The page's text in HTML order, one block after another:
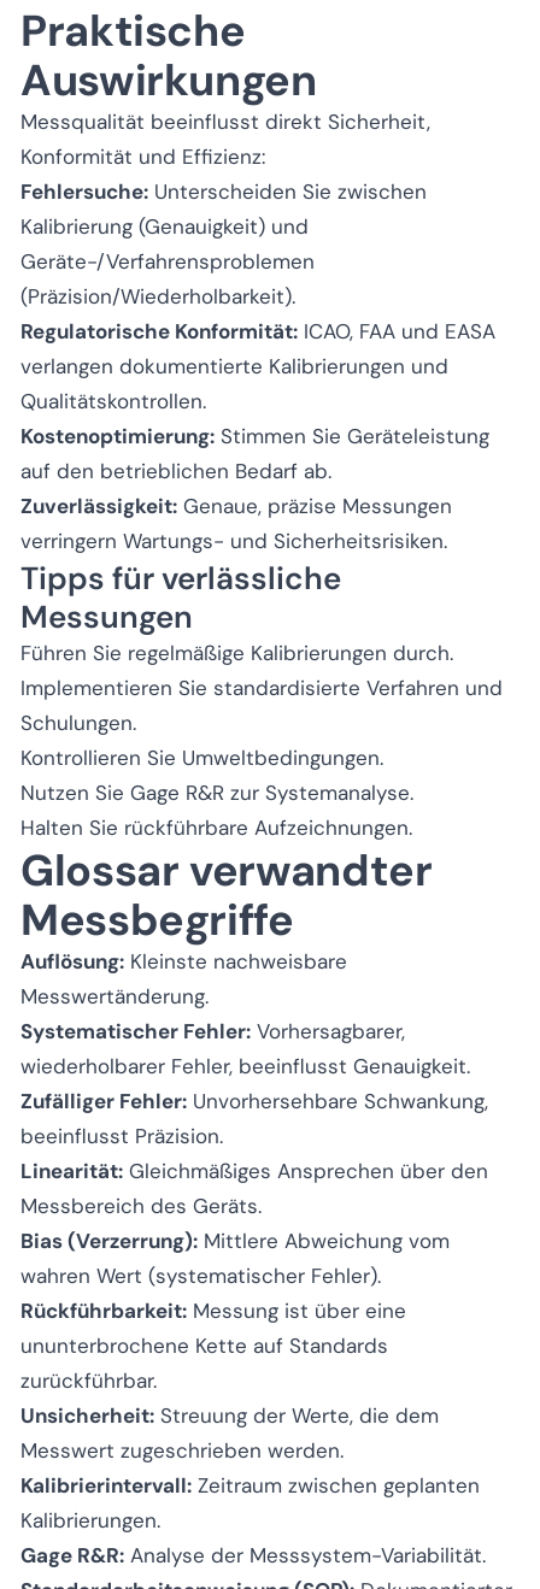
Praktische
Auswirkungen
Messqualität beeinflusst direkt Sicherheit,
Konformität und Effizienz:
Fehlersuche: Unterscheiden Sie zwischen
Kalibrierung (Genauigkeit) und
Geräte-/Verfahrensproblemen
(Präzision/Wiederholbarkeit).
Regulatorische Konformität: ICAO, FAA und EASA
verlangen dokumentierte Kalibrierungen und
Qualitätskontrollen.
Kostenoptimierung: Stimmen Sie Geräteleistung
auf den betrieblichen Bedarf ab.
Zuverlässigkeit: Genaue, präzise Messungen
verringern Wartungs- und Sicherheitsrisiken.
Tipps für verlässliche
Messungen
Führen Sie regelmäßige Kalibrierungen durch.
Implementieren Sie standardisierte Verfahren und
Schulungen.
Kontrollieren Sie Umweltbedingungen.
Nutzen Sie Gage R&R zur Systemanalyse.
Halten Sie rückführbare Aufzeichnungen.
Glossar verwandter
Messbegriffe
Auflösung: Kleinste nachweisbare
Messwertänderung.
Systematischer Fehler: Vorhersagbarer,
wiederholbarer Fehler, beeinflusst Genauigkeit.
Zufälliger Fehler: Unvorhersehbare Schwankung,
beeinflusst Präzision.
Linearität: Gleichmäßiges Ansprechen über den
Messbereich des Geräts.
Bias (Verzerrung): Mittlere Abweichung vom
wahren Wert (systematischer Fehler).
Rückführbarkeit: Messung ist über eine
ununterbrochene Kette auf Standards
zurückführbar.
Unsicherheit: Streuung der Werte, die dem
Messwert zugeschrieben werden.
Kalibrierintervall: Zeitraum zwischen geplanten
Kalibrierungen.
Gage R&R: Analyse der Messsystem-Variabilität.